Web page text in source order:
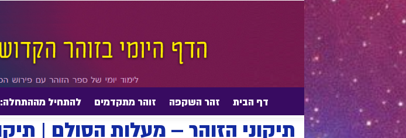
דף הבית זהר השקפה זוהר מתקדמים להתחיל מההתחלה: דף הבית מתקדמים תיקוני הזהר תיקוני הזוהר – מעלות הסולם | תיקון יח | שיעור 279...